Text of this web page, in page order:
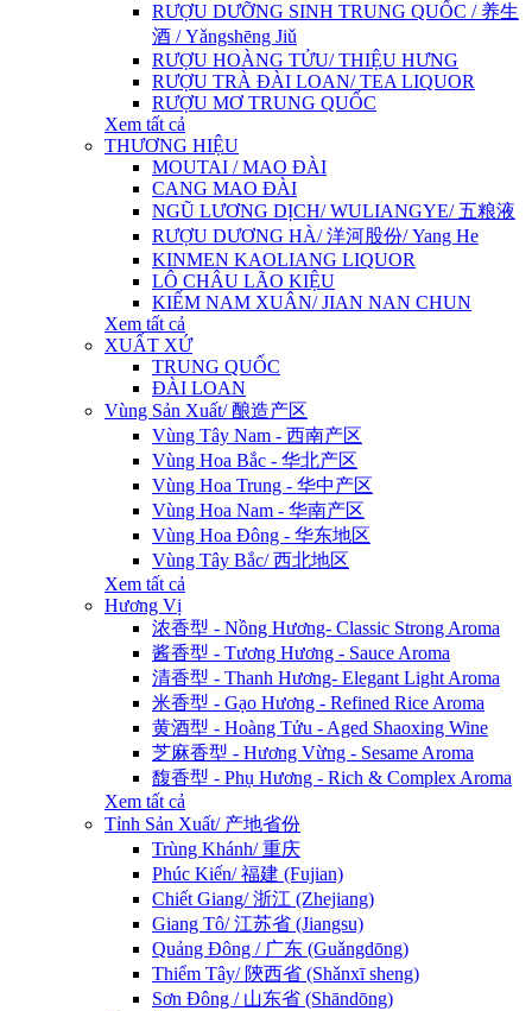
RƯỢU DƯỠNG SINH TRUNG QUỐC / 养生
酒 / Yǎngshēng Jiǔ
RƯỢU HOÀNG TỬU/ THIỆU HƯNG
RƯỢU TRÀ ĐÀI LOAN/ TEA LIQUOR
RƯỢU MƠ TRUNG QUỐC
Xem tất cả
THƯƠNG HIỆU
MOUTAI / MAO ĐÀI
CANG MAO ĐÀI
NGŨ LƯƠNG DỊCH/ WULIANGYE/ 五粮液
RƯỢU DƯƠNG HÀ/ 洋河股份/ Yang He
KINMEN KAOLIANG LIQUOR
LÔ CHÂU LÃO KIỆU
KIẾM NAM XUÂN/ JIAN NAN CHUN
Xem tất cả
XUẤT XỨ
TRUNG QUỐC
ĐÀI LOAN
Vùng Sản Xuất/ 酿造产区
Vùng Tây Nam - 西南产区
Vùng Hoa Bắc - 华北产区
Vùng Hoa Trung - 华中产区
Vùng Hoa Nam - 华南产区
Vùng Hoa Đông - 华东地区
Vùng Tây Bắc/ 西北地区
Xem tất cả
Hương Vị
浓香型 - Nồng Hương- Classic Strong Aroma
酱香型 - Tương Hương - Sauce Aroma
清香型 - Thanh Hương- Elegant Light Aroma
米香型 - Gạo Hương - Refined Rice Aroma
黄酒型 - Hoàng Tửu - Aged Shaoxing Wine
芝麻香型 - Hương Vừng - Sesame Aroma
馥香型 - Phụ Hương - Rich & Complex Aroma
Xem tất cả
Tỉnh Sản Xuất/ 产地省份
Trùng Khánh/ 重庆
Phúc Kiến/ 福建 (Fujian)
Chiết Giang/ 浙江 (Zhejiang)
Giang Tô/ 江苏省 (Jiangsu)
Quảng Đông / 广东 (Guǎngdōng)
Thiểm Tây/ 陝西省 (Shǎnxī sheng)
Sơn Đông / 山东省 (Shāndōng)